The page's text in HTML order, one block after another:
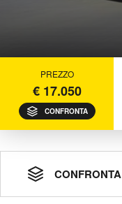
PREZZO
€ 17.050
CONFRONTA
CONFRONTA